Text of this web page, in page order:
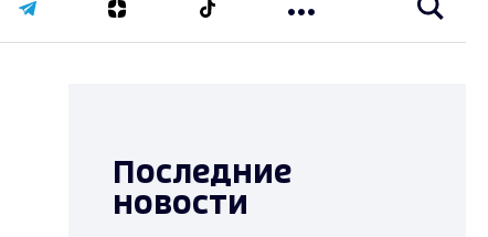
Последние
новости